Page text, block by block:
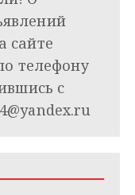
сайте
телефону
с